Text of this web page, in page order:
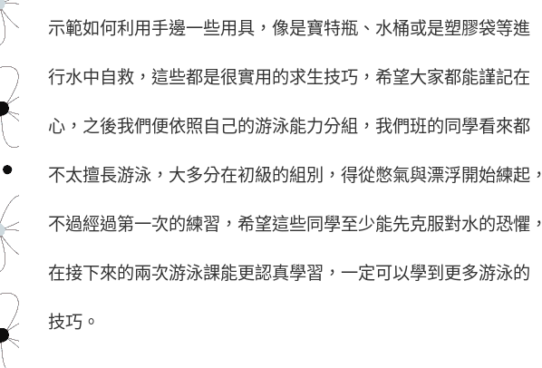
示範如何利用手邊一些用具，像是寶特瓶、水桶或是塑膠袋等進
行水中自救，這些都是很實用的求生技巧，希望大家都能謹記在
心，之後我們便依照自己的游泳能力分組，我們班的同學看來都
不太擅長游泳，大多分在初級的組別，得從憋氣與漂浮開始練起，
不過經過第一次的練習，希望這些同學至少能先克服對水的恐懼，
在接下來的兩次游泳課能更認真學習，一定可以學到更多游泳的
技巧。